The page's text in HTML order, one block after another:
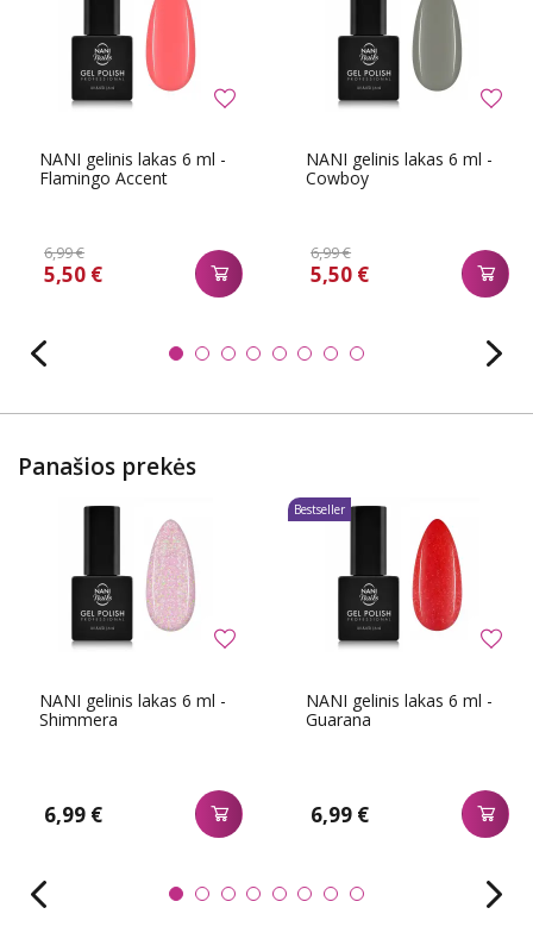
NANI gelinis lakas 6 ml -
Flamingo Accent
6,99 €
5,50 €
NANI gelinis lakas 6 ml -
Cowboy
6,99 €
5,50 €
Panašios prekės
NANI gelinis lakas 6 ml -
Shimmera
6,99 €
NANI gelinis lakas 6 ml -
Guarana
6,99 €
Bestseller